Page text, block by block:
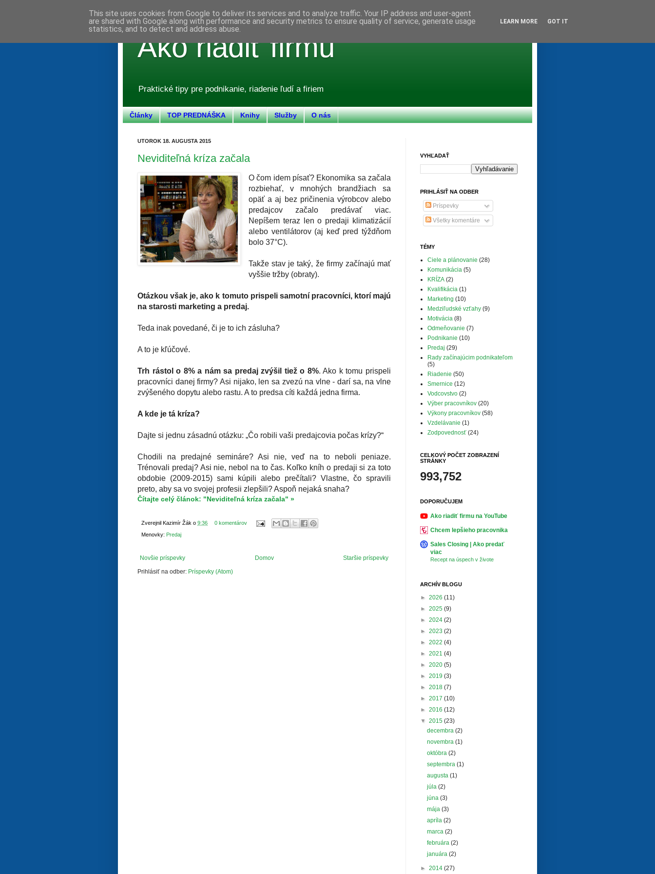
Ako riadiť firmu
Praktické tipy pre podnikanie, riadenie ľudí a firiem
Články TOP PREDNÁŠKA Knihy Služby O nás
UTOROK 18. AUGUSTA 2015
Neviditeľná kríza začala
O čom idem písať? Ekonomika sa začala
rozbiehať, v mnohých brandžiach sa
opäť a aj bez pričinenia výrobcov alebo
predajcov začalo predávať viac.
Nepíšem teraz len o predaji klimatizácií
alebo ventilátorov (aj keď pred týždňom
bolo 37°C).
Takže stav je taký, že firmy začínajú mať
vyššie tržby (obraty).
Otázkou však je, ako k tomuto prispeli samotní pracovníci, ktorí majú
na starosti marketing a predaj.
Teda inak povedané, či je to ich zásluha?
A to je kľúčové.
Trh rástol o 8% a nám sa predaj zvýšil tiež o 8%. Ako k tomu prispeli
pracovníci danej firmy? Asi nijako, len sa zvezú na vlne - darí sa, na vlne
zvýšeného dopytu alebo rastu. A to predsa cíti každá jedna firma.
A kde je tá kríza?
Dajte si jednu zásadnú otázku: „Čo robili vaši predajcovia počas krízy?“
Chodili na predajné semináre? Asi nie, veď na to neboli peniaze.
Trénovali predaj? Asi nie, nebol na to čas. Koľko kníh o predaji si za toto
obdobie (2009-2015) sami kúpili alebo prečítali? Vlastne, čo spravili
preto, aby sa vo svojej profesii zlepšili? Aspoň nejaká snaha?
Čítajte celý článok: "Neviditeľná kríza začala" »
Zverejnil Kazimír Žák o 9:36 0 komentárov
Menovky: Predaj
Novšie príspevky Staršie príspevky
Domov
Prihlásiť na odber: Príspevky (Atom)
VYHĽADAŤ
PRIHLÁSIŤ NA ODBER
Príspevky
Všetky komentáre
TÉMY
Ciele a plánovanie (28)
Komunikácia (5)
KRÍZA (2)
Kvalifikácia (1)
Marketing (10)
Medziľudské vzťahy (9)
Motivácia (8)
Odmeňovanie (7)
Podnikanie (10)
Predaj (29)
Rady začínajúcim podnikateľom
(5)
Riadenie (50)
Smernice (12)
Vodcovstvo (2)
Výber pracovníkov (20)
Výkony pracovníkov (58)
Vzdelávanie (1)
Zodpovednosť (24)
CELKOVÝ POČET ZOBRAZENÍ
STRÁNKY
993,752
DOPORUČUJEM
Ako riadiť firmu na YouTube
Chcem lepšieho pracovnika
Sales Closing | Ako predať
viac
Recept na úspech v živote
ARCHÍV BLOGU
► 2026 (11)
► 2025 (9)
► 2024 (2)
► 2023 (2)
► 2022 (4)
► 2021 (4)
► 2020 (5)
► 2019 (3)
► 2018 (7)
► 2017 (10)
► 2016 (12)
▼ 2015 (23)
decembra(2)
novembra(1)
októbra(2)
septembra(1)
augusta(1)
júla(2)
júna(3)
mája(3)
apríla(2)
marca(2)
februára(2)
januára(2)
► 2014 (27)
This site uses cookies from Google to deliver its services and to analyze traffic. Your IP address and user-agent
are shared with Google along with performance and security metrics to ensure quality of service, generate usage
statistics, and to detect and address abuse.
LEARN MORE GOT IT